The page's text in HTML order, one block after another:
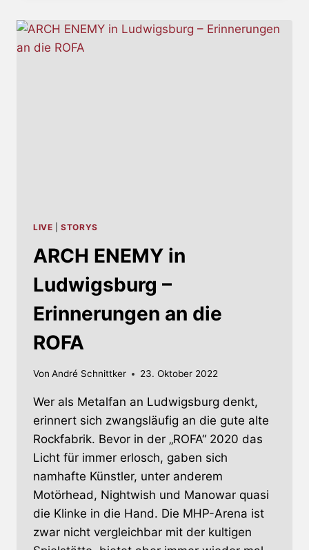
LIVE |STORYS
ARCH ENEMY in
Ludwigsburg –
Erinnerungen an die
ROFA
Von André Schnittker 23. Oktober 2022
Wer als Metalfan an Ludwigsburg denkt,
erinnert sich zwangsläufig an die gute alte
Rockfabrik. Bevor in der „ROFA“ 2020 das
Licht für immer erlosch, gaben sich
namhafte Künstler, unter anderem
Motörhead, Nightwish und Manowar quasi
die Klinke in die Hand. Die MHP-Arena ist
zwar nicht vergleichbar mit der kultigen